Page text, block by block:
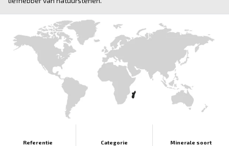
Referentie Categorie Minerale soort